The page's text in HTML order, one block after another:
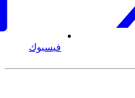
فيسبوك